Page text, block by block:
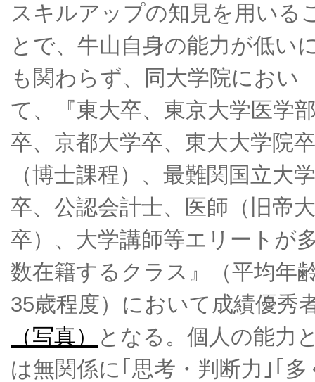
スキルアップの知見を用いる
とで、牛山自身の能力が低い
も関わらず、同大学院におい
て、『東大卒、東京大学医学
卒、京都大学卒、東大大学院卒
（博士課程）、最難関国立大学
卒、公認会計士、医師（旧帝大
卒）、大学講師等エリートが
数在籍するクラス』（平均年
35歳程度）において成績優秀
（写真）
となる。個人の能力
は無関係に｢思考・判断力｣｢多